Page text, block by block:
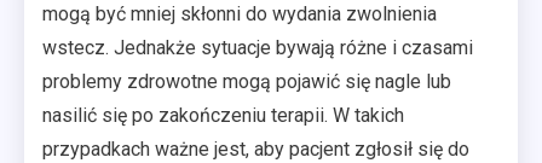
mogą być mniej skłonni do wydania zwolnienia
wstecz. Jednakże sytuacje bywają różne i czasami
problemy zdrowotne mogą pojawić się nagle lub
nasilić się po zakończeniu terapii. W takich
przypadkach ważne jest, aby pacjent zgłosił się do